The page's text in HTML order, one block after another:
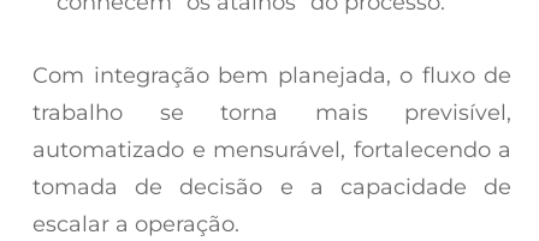
Com integração bem planejada, o fluxo de
trabalho se torna mais previsível,
automatizado e mensurável, fortalecendo a
tomada de decisão e a capacidade de
escalar a operação.